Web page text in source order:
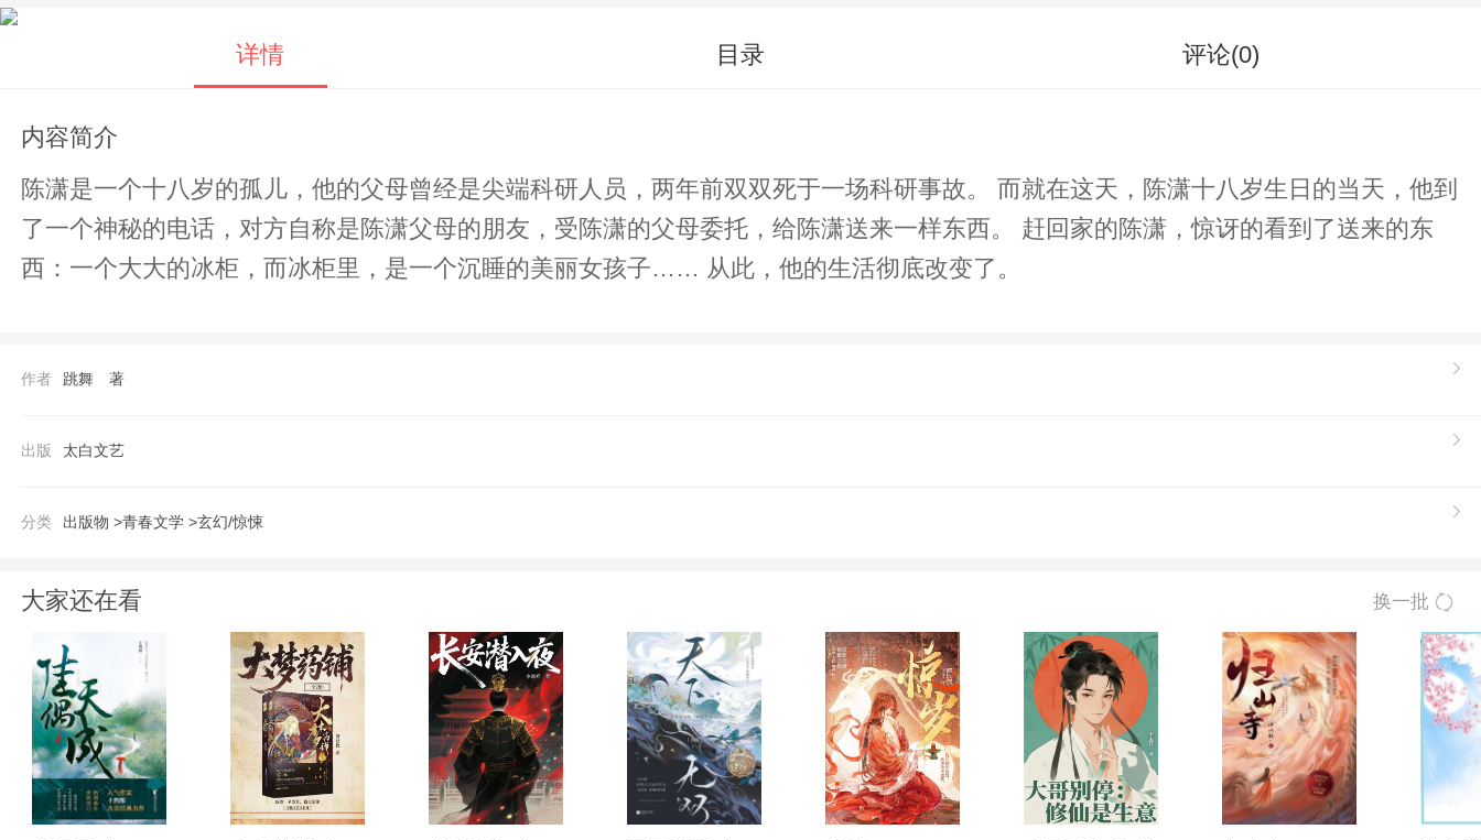
详情 目录 评论(0)
内容简介
陈潇是一个十八岁的孤儿，他的父母曾经是尖端科研人员，两年前双双死于一场科研事故。 而就在这天，陈潇十八岁生日的当天，他到
了一个神秘的电话，对方自称是陈潇父母的朋友，受陈潇的父母委托，给陈潇送来一样东西。 赶回家的陈潇，惊讶的看到了送来的东
西：一个大大的冰柜，而冰柜里，是一个沉睡的美丽女孩子…… 从此，他的生活彻底改变了。
作者 跳舞 著
出版 太白文艺
分类 出版物 >青春文学 >玄幻/惊悚
大家还在看 换一批